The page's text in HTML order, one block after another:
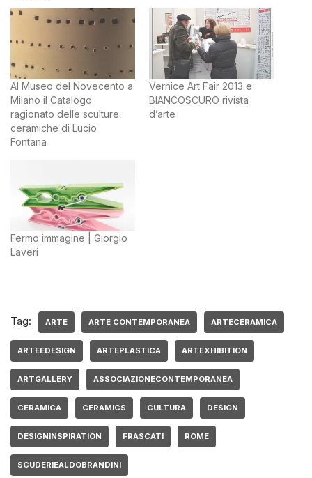
Al Museo del Novecento a
Milano il Catalogo
ragionato delle sculture
ceramiche di Lucio
Fontana
Vernice Art Fair 2013 e
BIANCOSCURO rivista
d’arte
Fermo immagine | Giorgio
Laveri
Tag: ARTE ARTE CONTEMPORANEA ARTECERAMICA
ARTEEDESIGN ARTEPLASTICA ARTEXHIBITION
ARTGALLERY ASSOCIAZIONECONTEMPORANEA
CERAMICA CERAMICS CULTURA DESIGN
DESIGNINSPIRATION FRASCATI ROME
SCUDERIEALDOBRANDINI